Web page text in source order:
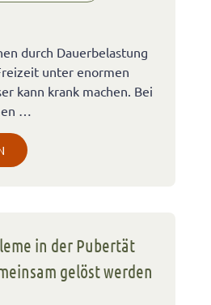
durch Dauerbelastung
unter enormen
kann krank machen. Bei
…
in der Pubertät
gelöst werden